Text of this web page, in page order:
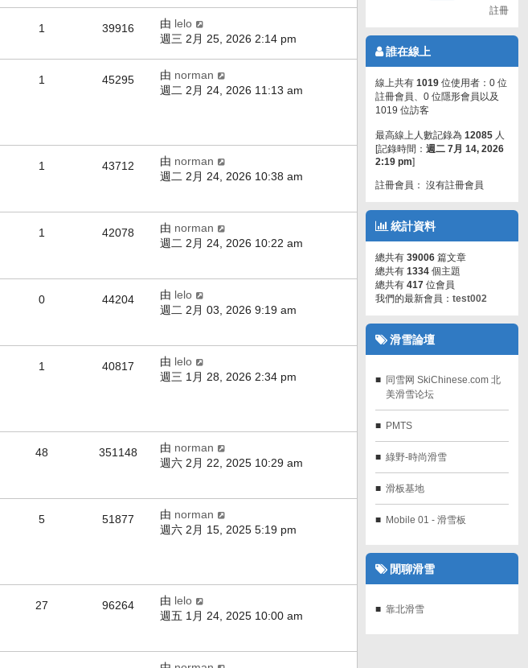
1 39916 由 lelo
週三 2月 25, 2026 2:14 pm
1 45295 由 norman
週二 2月 24, 2026 11:13 am
1 43712 由 norman
週二 2月 24, 2026 10:38 am
1 42078 由 norman
週二 2月 24, 2026 10:22 am
0 44204 由 lelo
週二 2月 03, 2026 9:19 am
1 40817 由 lelo
週三 1月 28, 2026 2:34 pm
48 351148 由 norman
週六 2月 22, 2025 10:29 am
5 51877 由 norman
週六 2月 15, 2025 5:19 pm
27 96264 由 lelo
週五 1月 24, 2025 10:00 am
註冊
誰在線上
線上共有 1019 位使用者：0 位
註冊會員、0 位隱形會員以及
1019 位訪客
最高線上人數記錄為 12085 人
[記錄時間： 週二 7月 14, 2026
2:19 pm]
註冊會員： 沒有註冊會員
統計資料
總共有 39006 篇文章
總共有 1334 個主題
總共有 417 位會員
我們的最新會員： test002
滑雪論壇
同雪网 SkiChinese.com 北
美滑雪论坛
PMTS
綠野-時尚滑雪
滑板基地
Mobile 01 - 滑雪板
閒聊滑雪
靠北滑雪